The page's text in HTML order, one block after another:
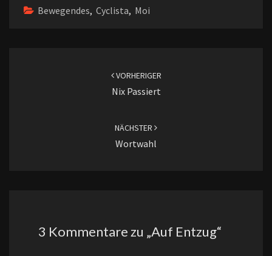
Bewegendes, Cyclista, Moi
VORHERIGER
Nix Passiert
NÄCHSTER
Wortwahl
3 Kommentare zu „Auf Entzug“